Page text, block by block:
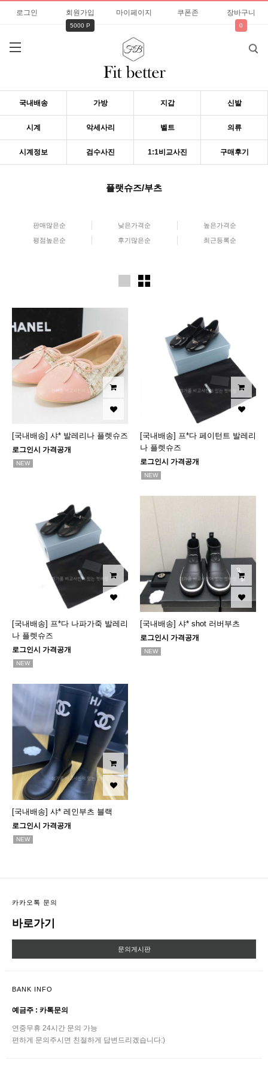
로그인 회원가입
5000 P
마이페이지 쿠폰존 장바구니
0
국내배송 가방 지갑 신발
시계 악세사리 벨트 의류
시계정보 검수사진 1:1비교사진 구매후기
플랫슈즈/부츠
판매많은순 낮은가격순 높은가격순
평점높은순 후기많은순 최근등록순
[국내배송] 샤* 발레리나 플렛슈즈
로그인시 가격공개
NEW
[국내배송] 프*다 페이턴트 발레리
나 플렛슈즈
로그인시 가격공개
NEW
[국내배송] 프*다 나파가죽 발레리
나 플렛슈즈
로그인시 가격공개
NEW
[국내배송] 샤* shot 러버부츠
로그인시 가격공개
NEW
[국내배송] 샤* 레인부츠 블랙
로그인시 가격공개
NEW
카카오톡 문의
바로가기
문의게시판
BANK INFO
예금주 : 카톡문의
연중무휴 24시간 문의 가능
편하게 문의주시면 친절하게 답변드리겠습니다:)